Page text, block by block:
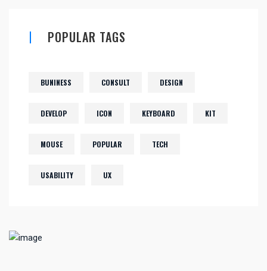
POPULAR TAGS
BUNINESS CONSULT DESIGN
DEVELOP ICON KEYBOARD KIT
MOUSE POPULAR TECH
USABILITY UX